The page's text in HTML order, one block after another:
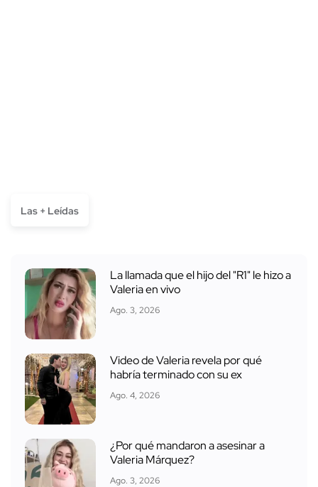
Las + Leídas
La llamada que el hijo del "R1" le hizo a
Valeria en vivo
Ago. 3, 2026
Video de Valeria revela por qué
habría terminado con su ex
Ago. 4, 2026
¿Por qué mandaron a asesinar a
Valeria Márquez?
Ago. 3, 2026